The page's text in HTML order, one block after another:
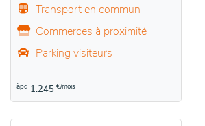
Transport en commun
Commerces à proximité
Parking visiteurs
àpd 1.245 €/mois